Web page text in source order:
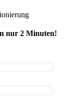
nur 2 Minuten!